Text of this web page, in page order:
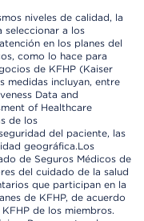
niveles de calidad, la
seleccionar a los
en los planes del
como lo hace para
de KFHP (Kaiser
medidas incluyan, entre
Data and
of Healthcare
de los
del paciente, las
geográfica.Los
de Seguros Médicos de
del cuidado de la salud
que participan en la
de KFHP, de acuerdo
de los miembros.